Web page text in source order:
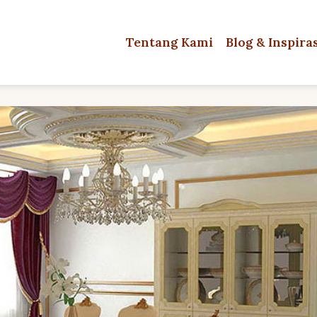
Tentang Kami Blog &